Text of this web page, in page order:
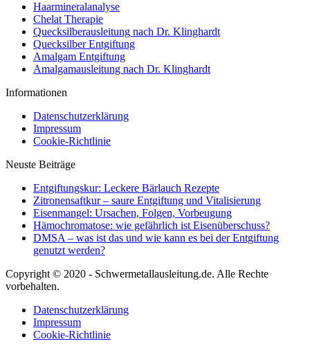
Haarmineralanalyse
Chelat Therapie
Quecksilberausleitung nach Dr. Klinghardt
Quecksilber Entgiftung
Amalgam Entgiftung
Amalgamausleitung nach Dr. Klinghardt
Informationen
Datenschutzerklärung
Impressum
Cookie-Richtlinie
Neuste Beiträge
Entgiftungskur: Leckere Bärlauch Rezepte
Zitronensaftkur – saure Entgiftung und Vitalisierung
Eisenmangel: Ursachen, Folgen, Vorbeugung
Hämochromatose: wie gefährlich ist Eisenüberschuss?
DMSA – was ist das und wie kann es bei der Entgiftung
genutzt werden?
Copyright © 2020 - Schwermetallausleitung.de. Alle Rechte
vorbehalten.
Datenschutzerklärung
Impressum
Cookie-Richtlinie